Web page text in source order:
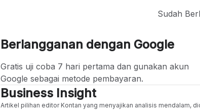
Sudah
Berlangganan dengan Google
Gratis uji coba 7 hari pertama dan gunakan akun
Google sebagai metode pembayaran.
Business Insight
Artikel pilihan editor Kontan yang menyajikan analisis mendalam,